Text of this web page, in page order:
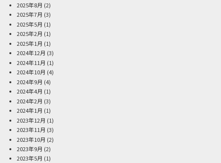
2025年8月 (2)
2025年7月 (3)
2025年5月 (1)
2025年2月 (1)
2025年1月 (1)
2024年12月 (3)
2024年11月 (1)
2024年10月 (4)
2024年9月 (4)
2024年4月 (1)
2024年2月 (3)
2024年1月 (1)
2023年12月 (1)
2023年11月 (3)
2023年10月 (2)
2023年9月 (2)
2023年5月 (1)